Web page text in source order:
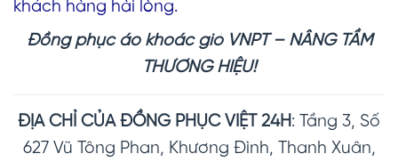
khách hàng hài lòng.
Đồng phục áo khoác gió VNPT – NÂNG TẦM
THƯƠNG HIỆU!
ĐỊA CHỈ CỦA ĐỒNG PHỤC VIỆT 24H: Tầng 3, Số
627 Vũ Tông Phan, Khương Đình, Thanh Xuân,